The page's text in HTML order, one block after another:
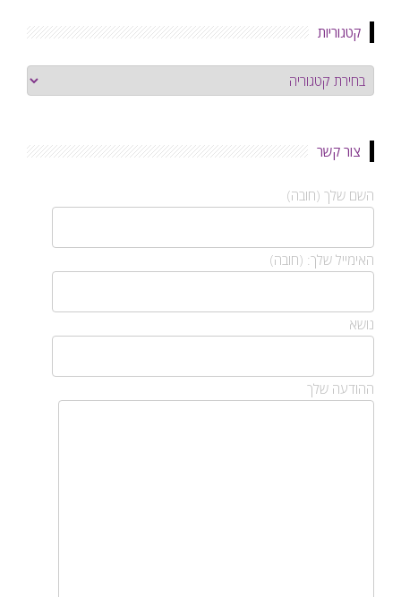
קטגוריות
קטגוריות
צור קשר
השם שלך (חובה)
האימייל שלך: (חובה)
נושא
ההודעה שלך